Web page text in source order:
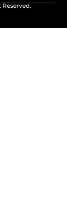
Reserved.